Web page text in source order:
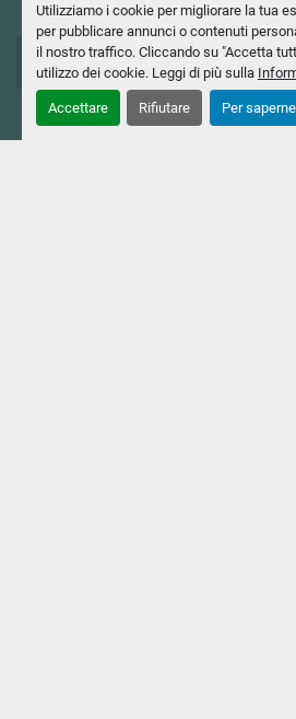
Utilizziamo i cookie per migliorare la tua
per pubblicare annunci o contenuti
il nostro traffico. Cliccando su "Accetta
utilizzo dei cookie. Leggi di più sulla
Accettare Rifiutare Per
+39 02 2403551
+39 02 2424044